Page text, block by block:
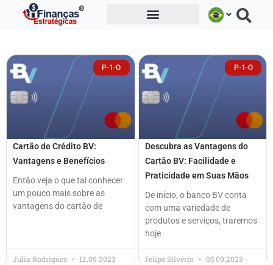
P-1-O
Cartão de Crédito BV:
Vantagens e Benefícios
Então veja o que tal conhecer
um pouco mais sobre as
vantagens do cartão de
Julia Rodrigues 12.09.2023
P-1-O
Descubra as Vantagens do
Cartão BV: Facilidade e
Praticidade em Suas Mãos
De início, o banco BV conta
com uma variedade de
produtos e serviços, traremos
hoje
Felipe Silvério 05.09.2023